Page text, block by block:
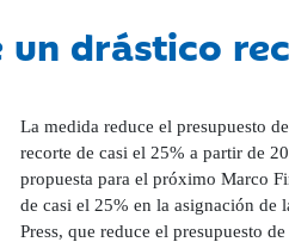
un drástico
La medida reduce el presupuesto
recorte de casi el 25% a partir de
propuesta para el próximo Marco
de casi el 25% en la asignación de
Press, que reduce el presupuesto